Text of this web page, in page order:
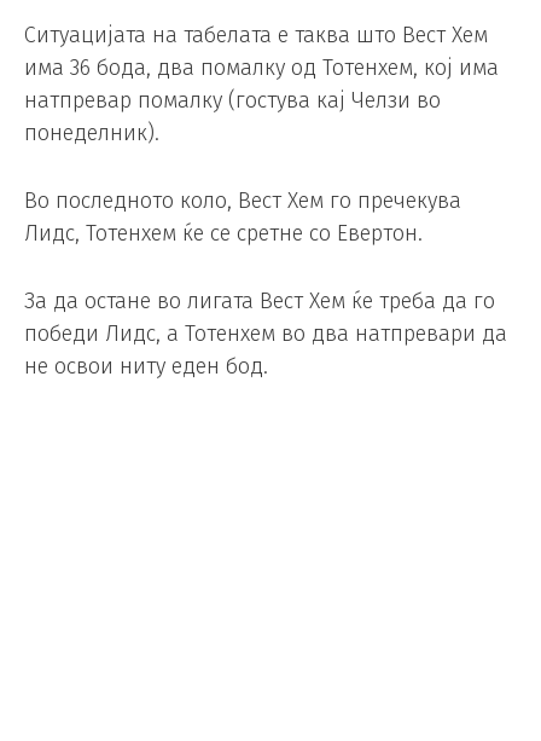
Ситуацијата на табелата е таква што Вест Хем
има 36 бода, два помалку од Тотенхем, кој има
натпревар помалку (гостува кај Челзи во
понеделник).
Во последното коло, Вест Хем го пречекува
Лидс, Тотенхем ќе се сретне со Евертон.
За да остане во лигата Вест Хем ќе треба да го
победи Лидс, а Тотенхем во два натпревари да
не освои ниту еден бод.